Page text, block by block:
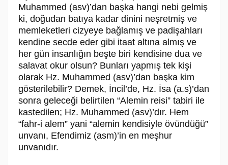
Muhammed (asv)’dan başka hangi nebi gelmiş
ki, doğudan batıya kadar dinini neşretmiş ve
memleketleri cizyeye bağlamış ve padişahları
kendine secde eder gibi itaat altına almış ve
her gün insanlığın beşte biri kendisine dua ve
salavat okur olsun? Bunları yapmış tek kişi
olarak Hz. Muhammed (asv)’dan başka kim
gösterilebilir? Demek, İncil’de, Hz. İsa (a.s)’dan
sonra geleceği belirtilen “Alemin reisi” tabiri ile
kastedilen; Hz. Muhammed (asv)’dır. Hem
“fahr-i alem” yani “alemin kendisiyle övündüğü”
unvanı, Efendimiz (asm)’in en meşhur
unvanıdır.